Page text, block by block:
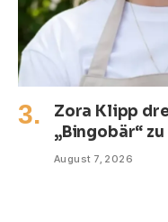
Zora Klipp
„Bingobär“
August 7, 2026